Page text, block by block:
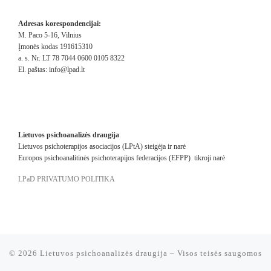
Adresas korespondencijai:
M. Paco 5-16, Vilnius
Įmonės kodas 191615310
a. s. Nr. LT 78 7044 0600 0105 8322
El. paštas: info@lpad.lt
Lietuvos psichoanalizės draugija
Lietuvos psichoterapijos asociacijos (LPtA) steigėja ir narė
Europos psichoanalitinės psichoterapijos federacijos (EFPP) tikroji narė
LPaD PRIVATUMO POLITIKA
© 2026 Lietuvos psichoanalizės draugija – Visos teisės saugomos